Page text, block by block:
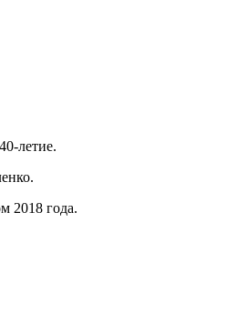
летие.
2018 года.